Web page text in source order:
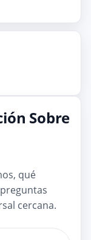
Sobre
qué
cercana.